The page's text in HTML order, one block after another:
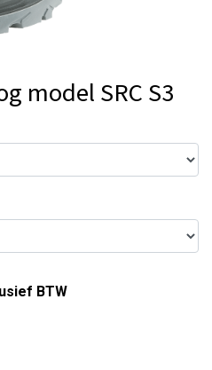
model SRC S3
BTW